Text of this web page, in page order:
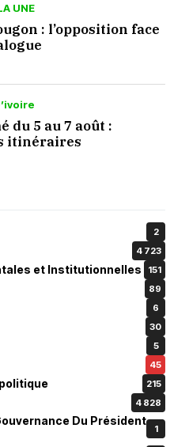
UNE
: l’opposition face
du 5 au 7 août :
itinéraires
2
4 723
et Institutionnelles 151
89
6
30
5
45
215
4 828
Du Président
1